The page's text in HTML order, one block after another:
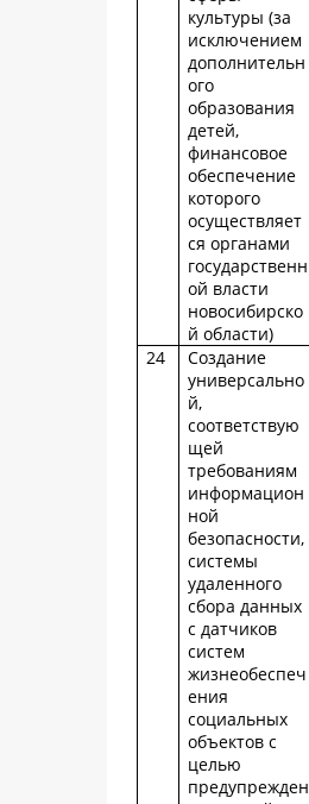
культуры (за
исключением
дополнительн
ого
образования
детей,
финансовое
обеспечение
которого
осуществляет
ся органами
государственн
ой власти
новосибирско
й области)
24
Создание
универсально
й,
соответствую
щей
требованиям
информацион
ной
безопасности,
системы
удаленного
сбора данных
с датчиков
систем
жизнеобеспеч
ения
социальных
объектов с
целью
предупрежден